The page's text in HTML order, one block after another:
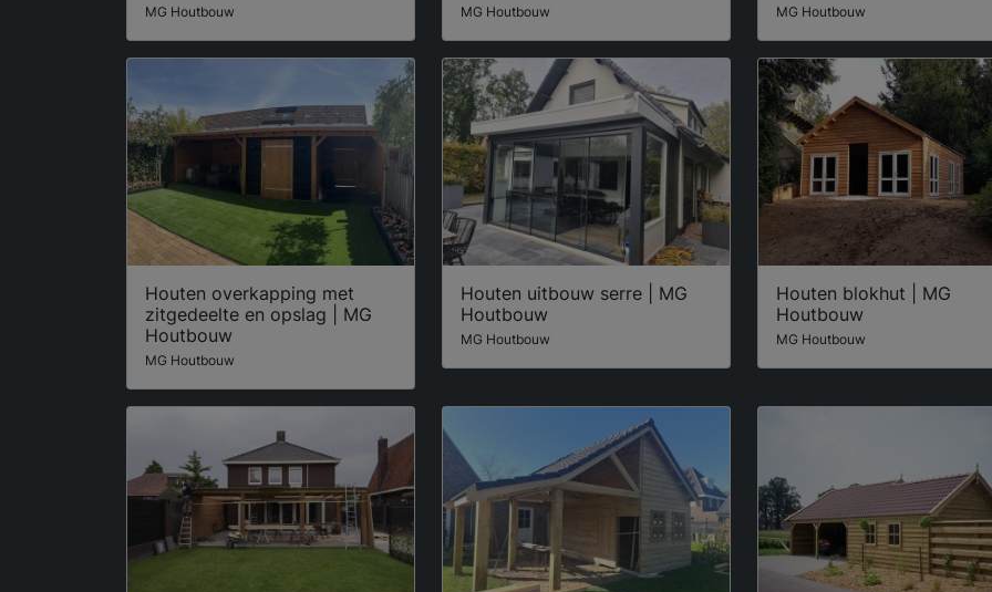
MG Houtbouw MG Houtbouw MG Houtbouw
Houten overkapping met
zitgedeelte en opslag | MG
Houtbouw
MG Houtbouw
Houten uitbouw serre | MG
Houtbouw
MG Houtbouw
Houten blokhut | MG
Houtbouw
MG Houtbouw